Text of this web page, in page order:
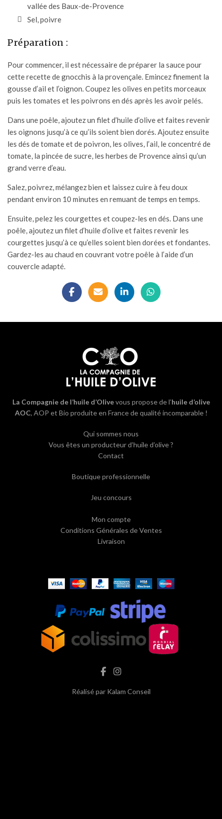
vallée des Baux-de-Provence
Sel, poivre
Préparation :
Pour commencer, il est nécessaire de préparer la sauce pour
cette recette de gnocchis à la provençale. Emincez finement la
gousse d’ail et l’oignon. Coupez les olives en petits morceaux
puis les tomates et les poivrons en dés après les avoir pelés.
Dans une poêle, ajoutez un filet d’huile d’olive et faites revenir
les oignons jusqu’à ce qu’ils soient bien dorés. Ajoutez ensuite
les dés de tomate et de poivron, les olives, l’ail, le concentré de
tomate, la pincée de sucre, les herbes de Provence ainsi qu’un
grand verre d’eau.
Salez, poivrez, mélangez bien et laissez cuire à feu doux
pendant environ 10 minutes en remuant de temps en temps.
Ensuite, pelez les courgettes et coupez-les en dés. Dans une
poêle, ajoutez un filet d’huile d’olive et faites revenir les
courgettes jusqu’à ce qu’elles soient bien dorées et fondantes.
Gardez-les au chaud en couvrant votre poêle à l’aide d’un
couvercle adapté.
La Compagnie de l’huile d’Olivevous propose de l’huile d’olive
AOC, AOP et Bio produite en France de qualité incomparable !
Qui sommes nous
Vous êtes un producteur d’huile d’olive ?
Contact
Boutique professionnelle
Jeu concours
Mon compte
Conditions Générales de Ventes
Livraison
Réalisé par Kalam Conseil